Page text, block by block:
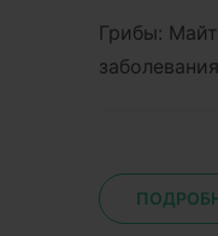
Грибы: